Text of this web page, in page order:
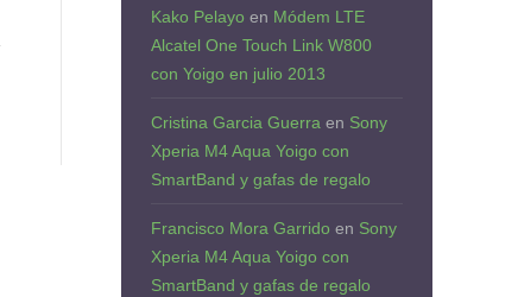
Kako Pelayo en Módem LTE
Alcatel One Touch Link W800
con Yoigo en julio 2013
Cristina Garcia Guerra en Sony
Xperia M4 Aqua Yoigo con
SmartBand y gafas de regalo
Francisco Mora Garrido en Sony
Xperia M4 Aqua Yoigo con
SmartBand y gafas de regalo